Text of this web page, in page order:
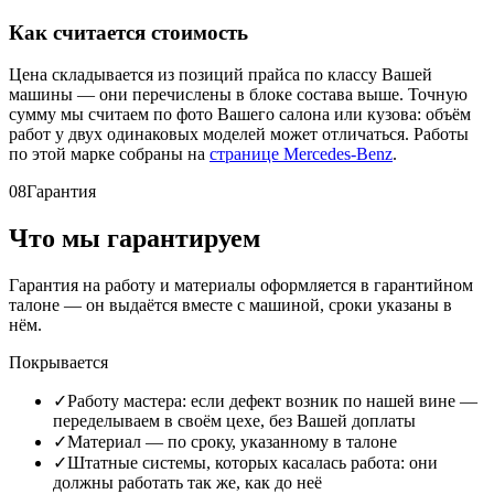
Как считается стоимость
Цена складывается из позиций прайса по классу Вашей
машины — они перечислены в блоке состава выше. Точную
сумму мы считаем по фото Вашего салона или кузова: объём
работ у двух одинаковых моделей может отличаться. Работы
по этой марке собраны на странице Mercedes-Benz.
08Гарантия
Что мы гарантируем
Гарантия на работу и материалы оформляется в гарантийном
талоне — он выдаётся вместе с машиной, сроки указаны в
нём.
Покрывается
✓Работу мастера: если дефект возник по нашей вине —
переделываем в своём цехе, без Вашей доплаты
✓Материал — по сроку, указанному в талоне
✓Штатные системы, которых касалась работа: они
должны работать так же, как до неё